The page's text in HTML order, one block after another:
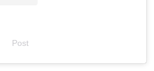
Post